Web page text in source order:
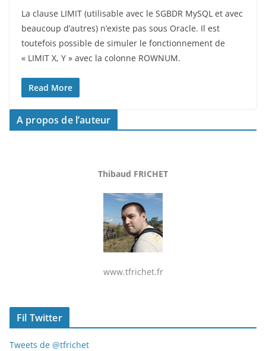
La clause LIMIT (utilisable avec le SGBDR MySQL et avec
beaucoup d’autres) n’existe pas sous Oracle. Il est
toutefois possible de simuler le fonctionnement de
« LIMIT X, Y » avec la colonne ROWNUM.
Read More
A propos de l’auteur
Thibaud FRICHET
www.tfrichet.fr
Fil Twitter
Tweets de @tfrichet